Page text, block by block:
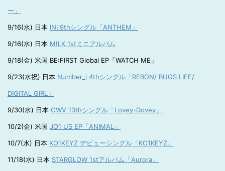
ー」
9/16(水) 日本 INI 9thシングル「ANTHEM」
9/16(水) 日本 M!LK 1stミニアルバム
9/18(金) 米国 BE:FIRST Global EP「WATCH ME」
9/23(水祝) 日本 Number_i 4thシングル「REBON/ BUGS LIFE/
DIGITAL GIRL」
9/30(水) 日本 OWV 13thシングル「Lovey-Dovey」
10/2(金) 米国 JO1 US EP「ANIMAL」
10/7(水) 日本 KO1KEYZ デビューシングル「KO1KEYZ」
11/18(水) 日本 STARGLOW 1stアルバム「Aurora」